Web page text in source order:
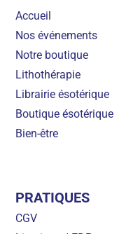
Accueil
Nos événements
Notre boutique
Lithothérapie
Librairie ésotérique
Boutique ésotérique
Bien-être
PRATIQUES
CGV